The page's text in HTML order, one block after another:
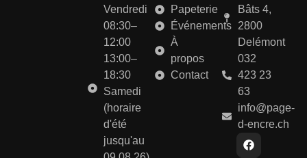
Vendredi
08:30–
12:00
13:00–
18:30
Samedi
(horaire
d'été
jusqu'au
Papeterie
Événements
À
propos
Contact
Bâts 4,
2800
Delémont
032
423 23
63
info@page-
d-encre.ch